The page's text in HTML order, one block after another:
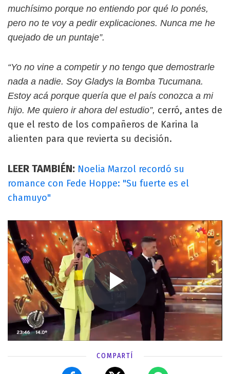
muchísimo porque no entiendo por qué lo ponés,
pero no te voy a pedir explicaciones. Nunca me he
quejado de un puntaje”.
“Yo no vine a competir y no tengo que demostrarle
nada a nadie. Soy Gladys la Bomba Tucumana.
Estoy acá porque quería que el país conozca a mi
hijo. Me quiero ir ahora del estudio”, cerró, antes de
que el resto de los compañeros de Karina la
alienten para que revierta su decisión.
LEER TAMBIÉN: Noelia Marzol recordó su
romance con Fede Hoppe: "Su fuerte es el
chamuyo"
COMPARTÍ